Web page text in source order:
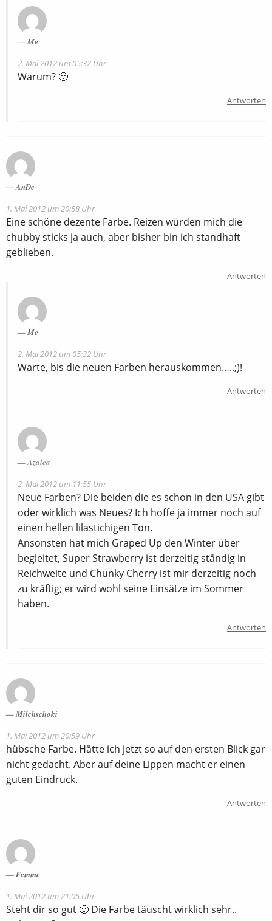
Me
2. Mai 2012 um 05:32 Uhr
Warum? 🙂
Antworten
AnDe
1. Mai 2012 um 20:58 Uhr
Eine schöne dezente Farbe. Reizen würden mich die
chubby sticks ja auch, aber bisher bin ich standhaft
geblieben.
Antworten
Me
2. Mai 2012 um 05:32 Uhr
Warte, bis die neuen Farben herauskommen…..;)!
Antworten
Azalea
2. Mai 2012 um 11:55 Uhr
Neue Farben? Die beiden die es schon in den USA gibt
oder wirklich was Neues? Ich hoffe ja immer noch auf
einen hellen lilastichigen Ton.
Ansonsten hat mich Graped Up den Winter über
begleitet, Super Strawberry ist derzeitig ständig in
Reichweite und Chunky Cherry ist mir derzeitig noch
zu kräftig; er wird wohl seine Einsätze im Sommer
haben.
Antworten
Milchschoki
1. Mai 2012 um 20:59 Uhr
hübsche Farbe. Hätte ich jetzt so auf den ersten Blick gar
nicht gedacht. Aber auf deine Lippen macht er einen
guten Eindruck.
Antworten
Femme
1. Mai 2012 um 21:05 Uhr
Steht dir so gut 🙂 Die Farbe täuscht wirklich sehr..